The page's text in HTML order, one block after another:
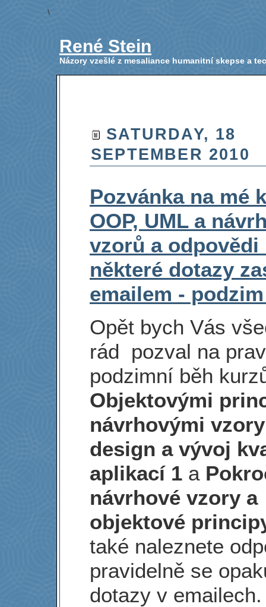
\
René Stein
Názory vzešlé z mesaliance humanitní skepse a
SATURDAY, 18
SEPTEMBER 2010
Pozvánka na mé
OOP, UML a
vzorů a odpovědi
některé dotazy
emailem -
Opět bych Vás
rád pozval na
podzimní běh
Objektovými
návrhovými
design a vývoj
aplikací 1 a
návrhové vzory a
objektové
také naleznete
pravidelně se
dotazy v emailech.